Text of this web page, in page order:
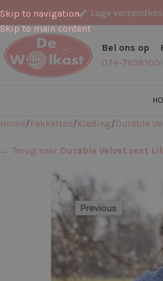
Skip to navigation
Skip to main content
Lage
Bel ons op
074-7858100
Home Pakketten Kleding Durable
← Terug naar Durable Velvet vest